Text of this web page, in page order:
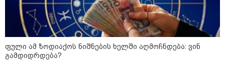
"გამოდი გარეთ, შე, ნა***რო...
კიდევ დაგარტყამ" - ვრცელდება
ფიზიკური და სიტყვიერი
დაპირისპირების კადრები
სუპერმარკეტიდან
ფული ამ ზოდიაქოს ნიშნების ხელში აღმოჩნდება: ვინ
გამდიდრდება?